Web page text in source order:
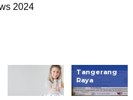
2024
Tangerang
Raya